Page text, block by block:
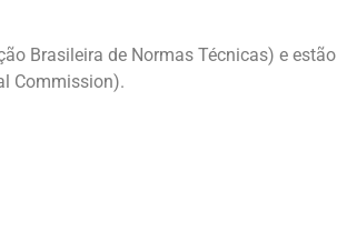
Brasileira de Normas Técnicas) e estão
Commission).